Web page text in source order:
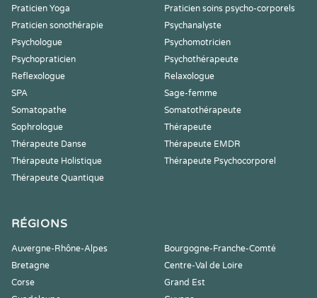
Praticien Yoga
Praticien soins psycho-corporels
Praticien sonothérapie
Psychanalyste
Psychologue
Psychomotricien
Psychopraticien
Psychothérapeute
Reflexologue
Relaxologue
SPA
Sage-femme
Somatopathe
Somatothérapeute
Sophrologue
Thérapeute
Thérapeute Danse
Thérapeute EMDR
Thérapeute Holistique
Thérapeute Psychocorporel
Thérapeute Quantique
RÉGIONS
Auvergne-Rhône-Alpes
Bourgogne-Franche-Comté
Bretagne
Centre-Val de Loire
Corse
Grand Est